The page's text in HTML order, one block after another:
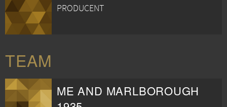
PRODUCENT
TEAM
ME AND MARLBOROUGH